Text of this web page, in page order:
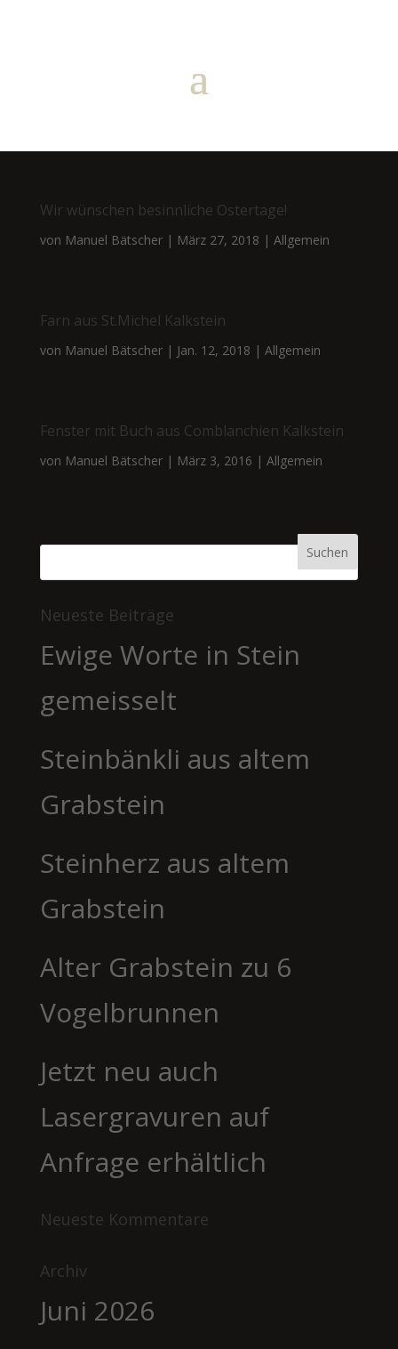
Wir wünschen besinnliche Ostertage!
von Manuel Bätscher| März 27, 2018 | Allgemein
Farn aus St.Michel Kalkstein
von Manuel Bätscher| Jan. 12, 2018 | Allgemein
Fenster mit Buch aus Comblanchien Kalkstein
von Manuel Bätscher| März 3, 2016 | Allgemein
Neueste Beiträge
Ewige Worte in Stein
gemeisselt
Steinbänkli aus altem
Grabstein
Steinherz aus altem
Grabstein
Alter Grabstein zu 6
Vogelbrunnen
Jetzt neu auch
Lasergravuren auf
Anfrage erhältlich
Neueste Kommentare
Archiv
Juni 2026